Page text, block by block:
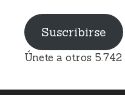
electrónico
Suscribirse
Únete a otros